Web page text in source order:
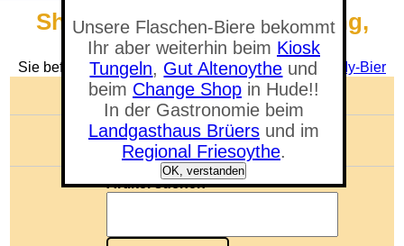
Unsere Flaschen-Biere bekommt
Ihr aber weiterhin beim Kiosk
Tungeln, Gut Altenoythe und
beim Change Shopin Hude!!
In der Gastronomie beim
Landgasthaus Brüersund im
Regional Friesoythe.
OK, verstanden
Shop - Weizen Malzmischung,
geschrotet
Sie befinden sich in der Abteilung:Malzmischung My-Bier
🛒 Warenkorb anzeigen
Anzahl der Artikel: 0
Gesamtwert: 0,00 €
Artikel suchen